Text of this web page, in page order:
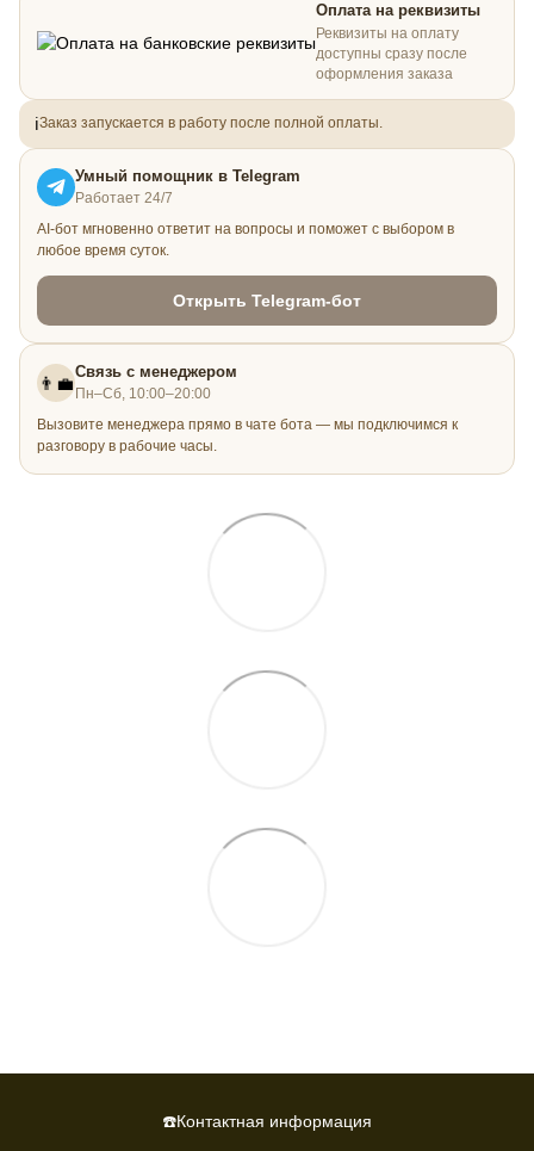
Оплата на реквизиты
Реквизиты на оплату
доступны сразу после
оформления заказа
ℹ️Заказ запускается в работу после полной оплаты.
Умный помощник в Telegram
Работает 24/7
AI-бот мгновенно ответит на вопросы и поможет с выбором в
любое время суток.
Открыть Telegram-бот
👨‍💼
Связь с менеджером
Пн–Сб, 10:00–20:00
Вызовите менеджера прямо в чате бота — мы подключимся к
разговору в рабочие часы.
☎️Контактная информация